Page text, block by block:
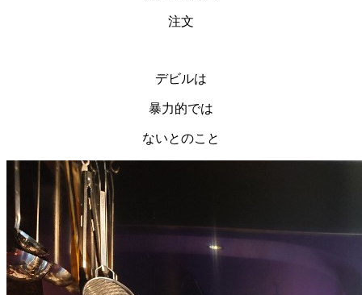
注文
デビルは
暴力的では
ないとのこと